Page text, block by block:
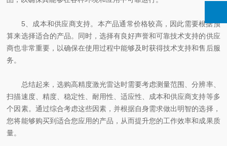
5、成本和供应商支持。本产品通常价格较高，因此需要根据预
算来选择适合的产品。同时，选择有良好声誉和可靠技术支持的供应
商也非常重要，以确保在使用过程中能够及时获得技术支持和售后服
务。
总结起来，选购高精度激光雷达时需要考虑测量范围、分辨率、
扫描速度、精度、稳定性、耐用性、适应性、成本和供应商支持等多
个因素。通过综合考虑这些因素，并根据自身需求做出明智的选择，
您将能够购买到适合您应用的产品，从而提升您的工作效率和成果质
量。